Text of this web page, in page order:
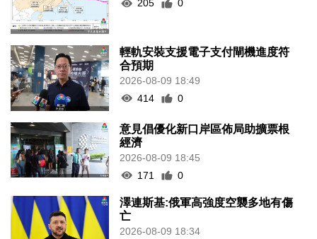
205
0
輕軌安裝支援電子支付閘機進度符
合預期
2026-08-09 18:49
414
0
意見倡優化新口岸區佈局助擴票根
經濟
2026-08-09 18:45
171
0
澤連斯基:俄軍高強度空襲多地有傷
亡
2026-08-09 18:34